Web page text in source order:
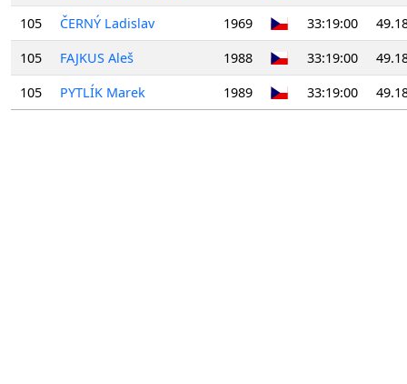
105
ČERNÝ Ladislav 1969 33:19:00
105
FAJKUS Aleš 1988 33:19:00
105
PYTLÍK Marek 1989 33:19:00